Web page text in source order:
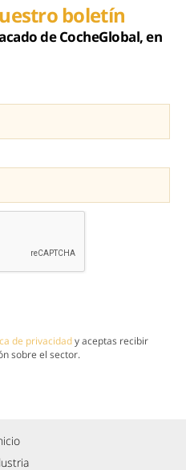
boletín
de CocheGlobal, en
de privacidady aceptas recibir
sobre el sector.